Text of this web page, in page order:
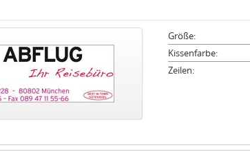
Größe:
Kissenfarbe:
Zeilen: